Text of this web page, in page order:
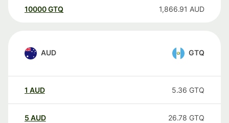
10000 GTQ 1,866.91 AUD
AUD GTQ
1 AUD 5.36 GTQ
5 AUD 26.78 GTQ